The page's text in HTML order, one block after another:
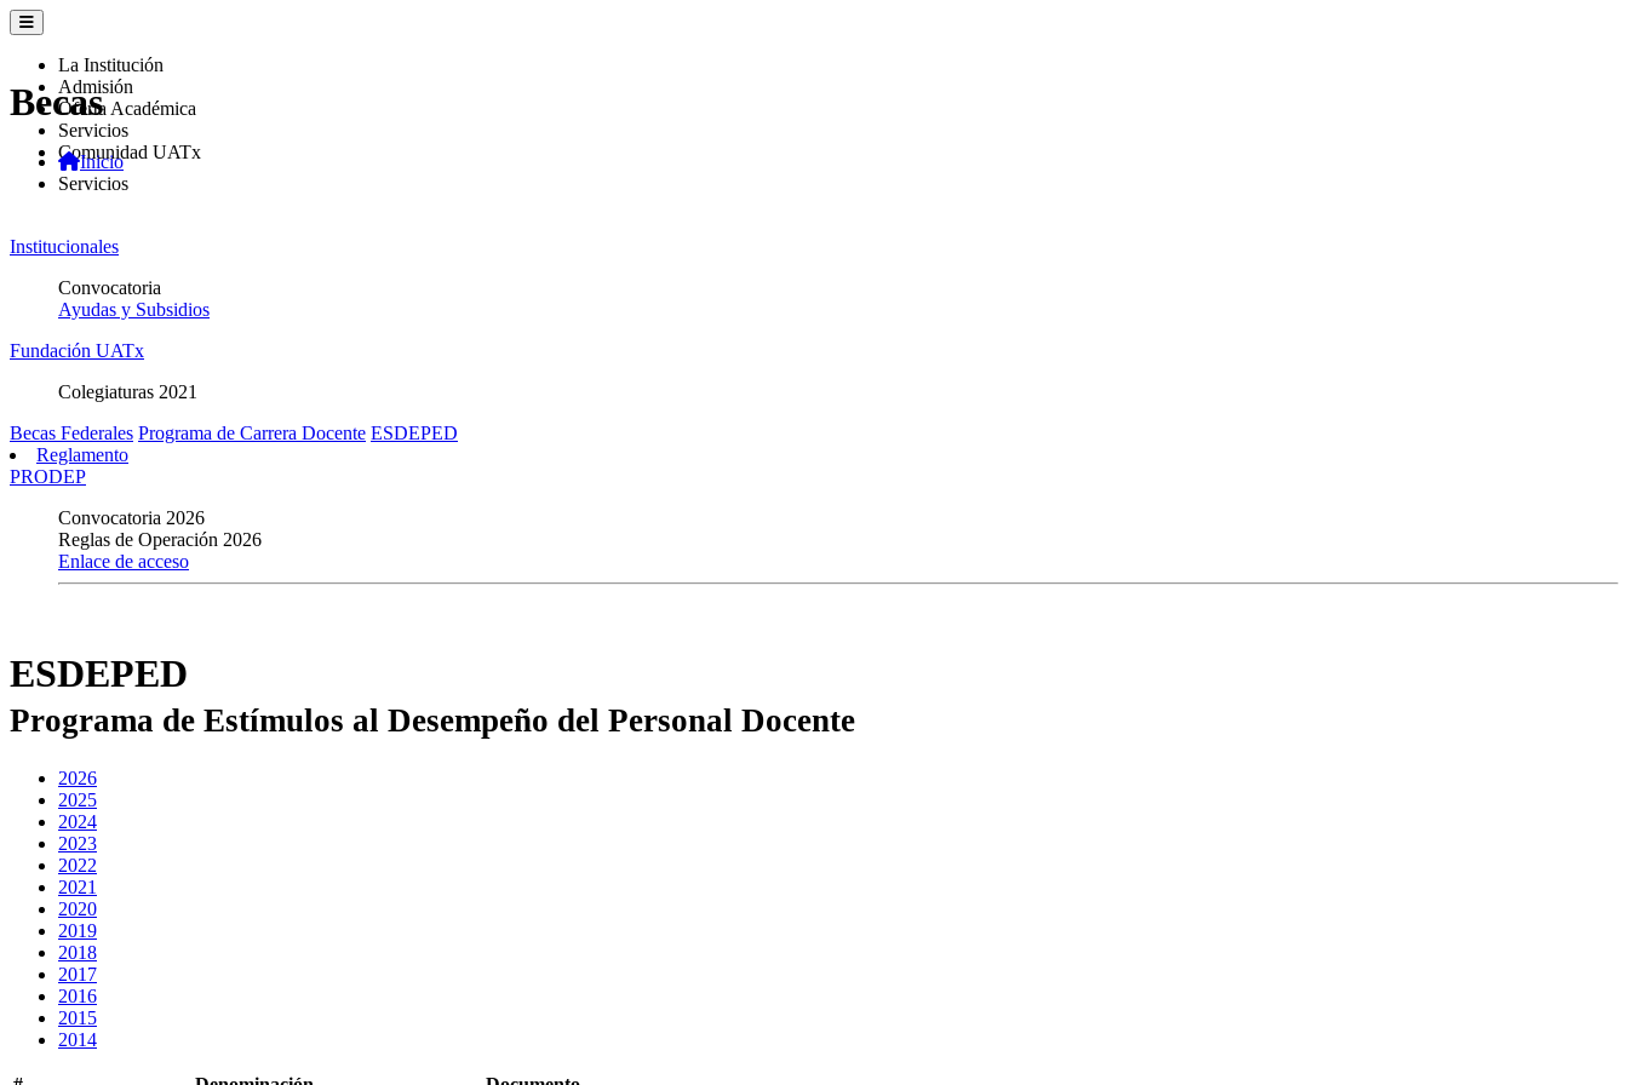
La Institución
Admisión
Oferta Académica
Servicios
Comunidad UATx
Becas
Inicio
Servicios
Institucionales
Convocatoria
Ayudas y Subsidios
Fundación UATx
Colegiaturas 2021
Becas Federales Programa de Carrera Docente ESDEPED
Reglamento
PRODEP
Convocatoria 2026
Reglas de Operación 2026
Enlace de acceso
ESDEPED
Programa de Estímulos al Desempeño del Personal Docente
2026
2025
2024
2023
2022
2021
2020
2019
2018
2017
2016
2015
2014